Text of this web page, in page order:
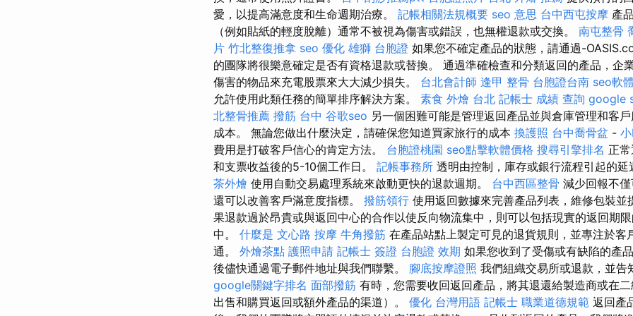
愛，以提高滿意度和生命週期治療。 記帳相關法規概要 seo 意思 台中西屯按摩 產
（例如貼紙的輕度脫離）通常不被視為傷害或錯誤，也無權退款或交換。 南屯整骨
片 竹北整復推拿 seo 優化 雄獅 台胞證 如果您不確定產品的狀態，請通過-
的團隊將很樂意確定是否有資格退款或替換。 通過準確檢查和分類返回的產品，企
傷害的物品來充電股票來大大減少損失。 台北會計師 逢甲 整骨 台胞證台南 seo軟
允許使用此類任務的簡單排序解決方案。 素食 外燴 台北 記帳士 成績 查詢 google
北整骨推薦 撥筋 台中 谷歌seo 另一個困難可能是管理返回產品並與倉庫管理和客
成本。 無論您做出什麼決定，請確保您知道買家旅行的成本 換護照 台中喬骨盆 -
費用是打破客戶信心的肯定方法。 台胞證桃園 seo點擊軟體價格 搜尋引擎排名 正
和支票收益後的5-10個工作日。 記帳事務所 透明由控制，庫存或銀行流程引起的
茶外燴 使用自動交易處理系統來啟動更快的退款週期。 台中西區整骨 減少回報不
還可以改善客戶滿意度指標。 撥筋領行 使用返回數據來完善產品列表，維修包裝並
果退款過於昂貴或與返回中心的合作以使反向物流集中，則可以包括現實的返回期
中。 什麼是 文心路 按摩 牛角撥筋 在產品站點上製定可見的退貨規則，並專注於客
通。 外燴茶點 護照申請 記帳士 簽證 台胞證 效期 如果您收到了受傷或有缺陷的產
後儘快通過電子郵件地址與我們聯繫。 腳底按摩證照 我們組織交易所或退款，並告
google關鍵字排名 面部撥筋 有時，您需要收回返回產品，將其退還給製造商或在
出售和購買返回或額外產品的渠道）。 優化 台灣用語 記帳士 職業道德規範 返回產